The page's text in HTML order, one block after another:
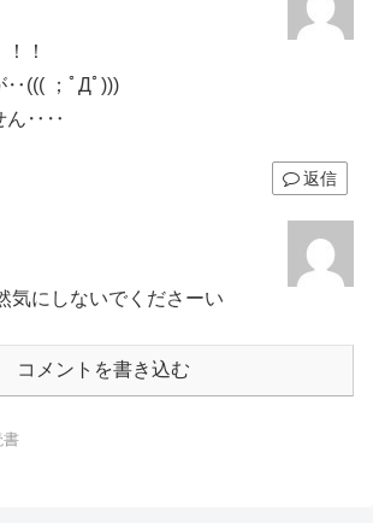
！
‥((( ；ﾟДﾟ)))
ん‥‥
返信
気にしないでくださーい
コメントを書き込む
書